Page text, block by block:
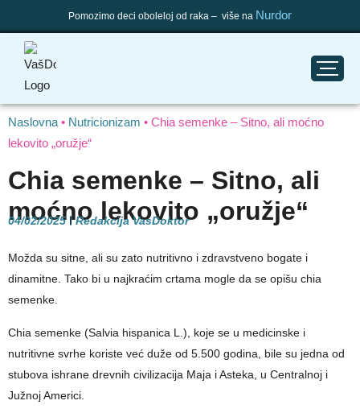
Pomozimo deci oboleloj od raka – više na Nurdor
Naslovna • Nutricionizam • Chia semenke – Sitno, ali moćno
lekovito „oružje“
Chia semenke – Sitno, ali
moćno lekovito „oružje“
04/02/2025 Redakcija VasDoktor
Možda su sitne, ali su zato nutritivno i zdravstveno bogate i
dinamitne. Tako bi u najkraćim crtama mogle da se opišu chia
semenke.
Chia semenke (Salvia hispanica L.), koje se u medicinske i
nutritivne svrhe koriste već duže od 5.500 godina, bile su jedna od
stubova ishrane drevnih civilizacija Maja i Asteka, u Centralnoj i
Južnoj Americi.